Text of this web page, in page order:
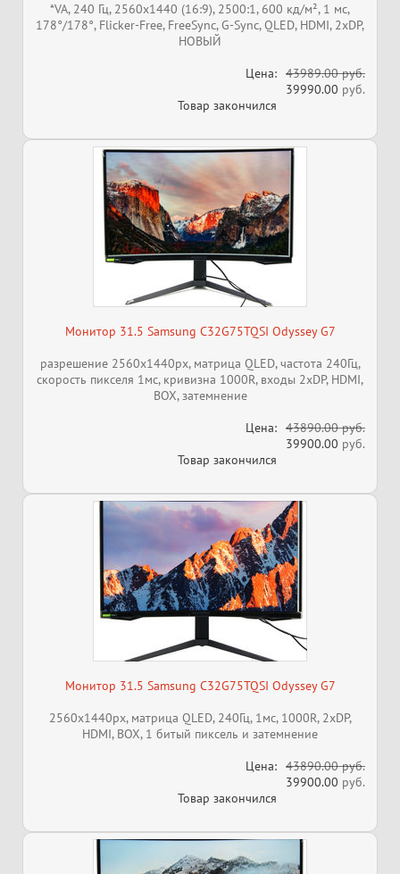
*VA, 240 Гц, 2560x1440 (16:9), 2500:1, 600 кд/м², 1 мс,
178°/178°, Flicker-Free, FreeSync, G-Sync, QLED, HDMI, 2xDP,
НОВЫЙ
Цена: 43989.00 руб.
39990.00 руб.
Товар закончился
Монитор 31.5 Samsung C32G75TQSI Odyssey G7
разрешение 2560x1440px, матрица QLED, частота 240Гц,
скорость пикселя 1мс, кривизна 1000R, входы 2xDP, HDMI,
BOX, затемнение
Цена: 43890.00 руб.
39900.00 руб.
Товар закончился
Монитор 31.5 Samsung C32G75TQSI Odyssey G7
2560x1440px, матрица QLED, 240Гц, 1мс, 1000R, 2xDP,
HDMI, BOX, 1 битый пиксель и затемнение
Цена: 43890.00 руб.
39900.00 руб.
Товар закончился